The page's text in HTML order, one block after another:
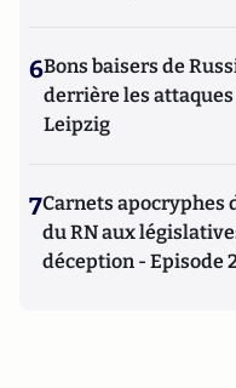
6Bons baisers de
derrière les
Leipzig
7Carnets apocryphes
du RN aux
déception - Episode